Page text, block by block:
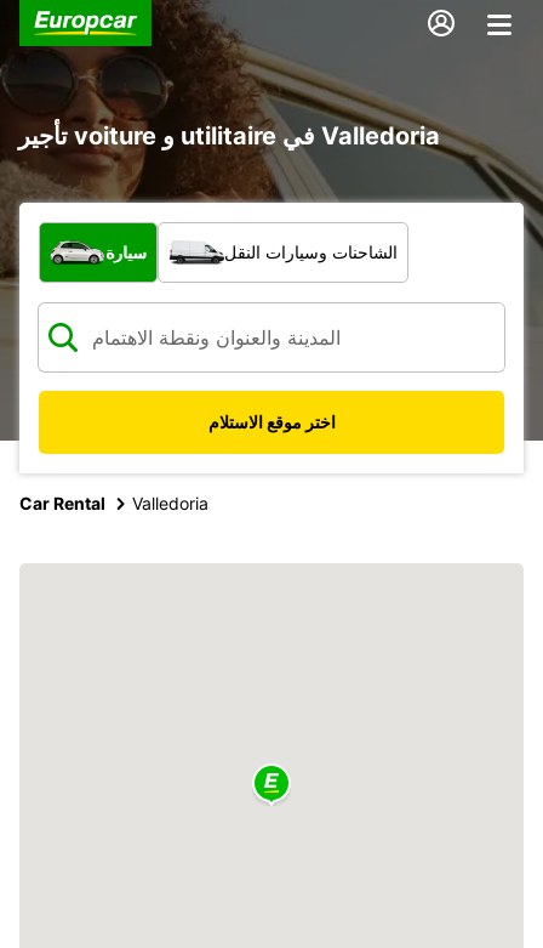
تأجير voiture و utilitaire في Valledoria
ما نوع المركبة؟
سيارة الشاحنات وسيارات النقل
اختر موقع الاستلام
Car Rental Valledoria